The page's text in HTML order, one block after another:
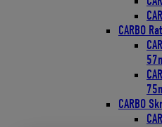
CARBO
CARBO